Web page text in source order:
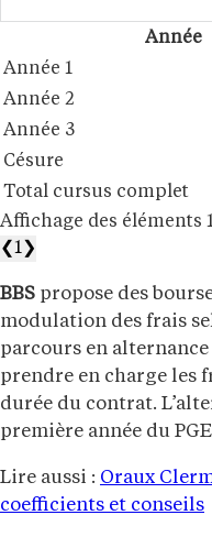
Année
Année 1
Année 2
Année 3
Césure
Total cursus complet
Affichage des éléments
❮1 ❯
BBS propose des
modulation des frais
parcours en
prendre en charge les
durée du contrat.
première année du
Lire aussi : Oraux
coefficients et conseils